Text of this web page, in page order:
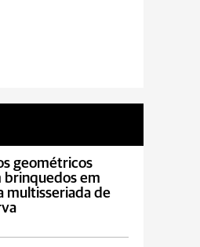
geométricos
brinquedos em
multisseriada de